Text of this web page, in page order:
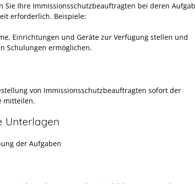
Sie Ihre Immissionsschutzbeauftragten bei deren
erforderlich. Beispiele:
Einrichtungen und Geräte zur Verfügung stellen und
Schulungen ermöglichen.
von Immissionsschutzbeauftragten sofort der
mitteilen.
Unterlagen
der Aufgaben